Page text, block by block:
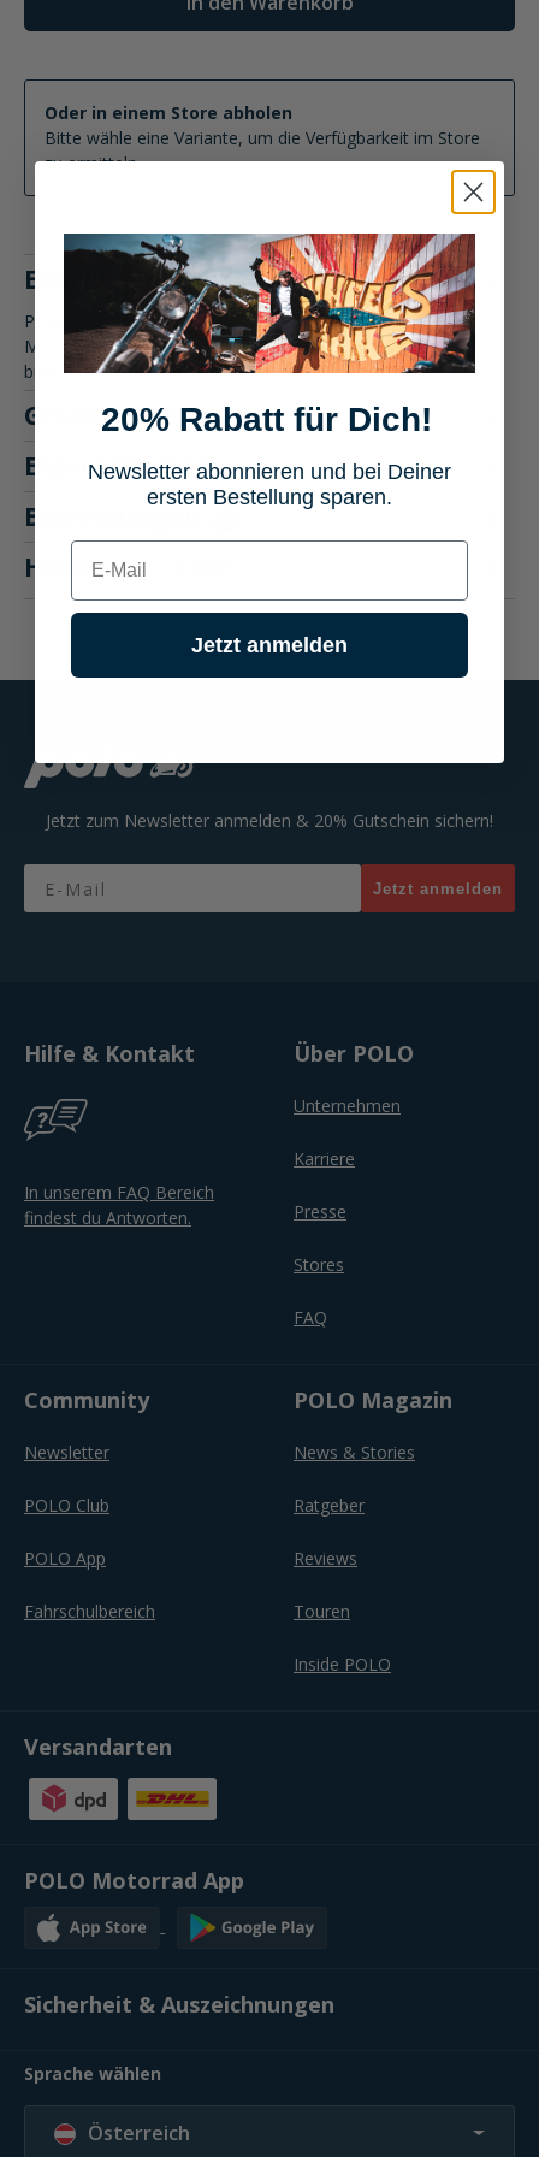
Oder in einem Store abholen
Bitte wähle eine Variante, um die Verfügbarkeit im Store
zu ermitteln
Beschreibung
Produktbeschreibung: FLM Octane Motorradstiefel lang -
Motorradbekleidung Die FLM Octane Motorradstiefel lang
bieten Dir at…Mehr
Größentabelle
Eigenschaften
Bewertungen
Hersteller "FLM"
Jetzt zum Newsletter anmelden & 20% Gutschein sichern!
Email
Jetzt anmelden
Hilfe & Kontakt
In unserem FAQ Bereich
findest du Antworten.
Über POLO
Unternehmen
Karriere
Presse
Stores
FAQ
Community
Newsletter
POLO Club
POLO App
Fahrschulbereich
POLO Magazin
News & Stories
Ratgeber
Reviews
Touren
Inside POLO
Versandarten
POLO Motorrad App
Sicherheit & Auszeichnungen
Sprache wählen
Österreich
20% Rabatt für Dich!
Newsletter abonnieren und bei Deiner
ersten Bestellung sparen.
E-mail
Jetzt anmelden